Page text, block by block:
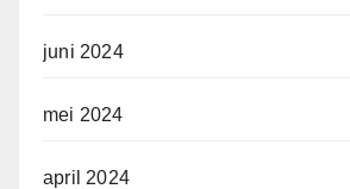
juni 2024
mei 2024
april 2024